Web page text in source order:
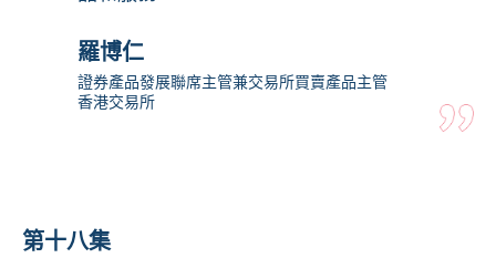
羅博仁
證券產品發展聯席主管兼交易所買賣產品主管
香港交易所
第十八集